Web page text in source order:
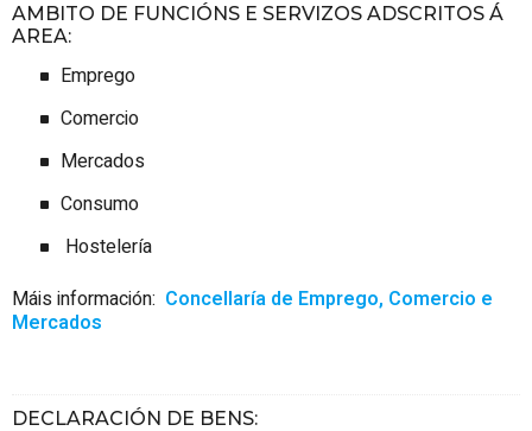
AMBITO DE FUNCIÓNS E SERVIZOS ADSCRITOS Á
AREA:
Emprego
Comercio
Mercados
Consumo
Hostelería
Máis información: Concellaría de Emprego, Comercio e
Mercados
DECLARACIÓN DE BENS: